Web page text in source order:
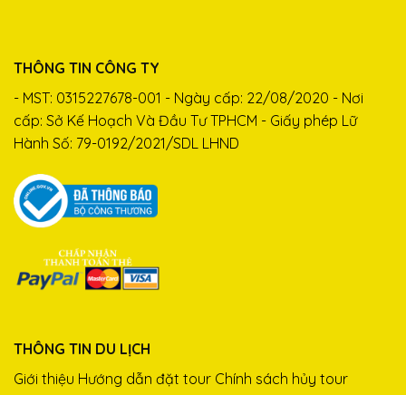
THÔNG TIN CÔNG TY
- MST: 0315227678-001 - Ngày cấp: 22/08/2020 - Nơi
cấp: Sở Kế Hoạch Và Đầu Tư TPHCM - Giấy phép Lữ
Hành Số: 79-0192/2021/SDL LHND
THÔNG TIN DU LỊCH
Giới thiệu Hướng dẫn đặt tour Chính sách hủy tour
Trí Nguyễn
Nam Travel